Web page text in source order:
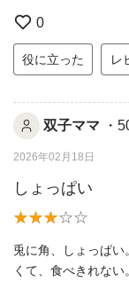
0
役に立った レ
双子ママ ・
2026年02月18日
しょっぱい
兎に角、しょっぱ
くて、食べきれない